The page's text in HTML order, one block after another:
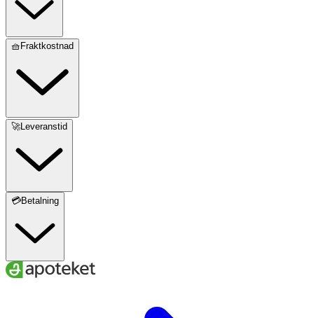
🧺Fraktkostnad
🚀Leveranstid
💳Betalning